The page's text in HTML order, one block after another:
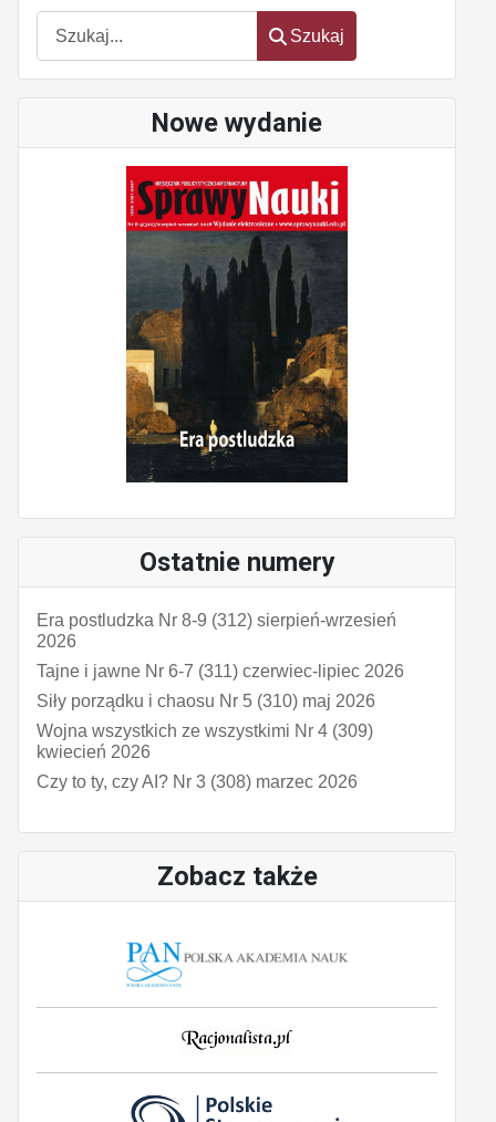
Szukaj
Szukaj
Nowe wydanie
Ostatnie numery
Era postludzka Nr 8-9 (312) sierpień-wrzesień
2026
Tajne i jawne Nr 6-7 (311) czerwiec-lipiec 2026
Siły porządku i chaosu Nr 5 (310) maj 2026
Wojna wszystkich ze wszystkimi Nr 4 (309)
kwiecień 2026
Czy to ty, czy AI? Nr 3 (308) marzec 2026
Zobacz także